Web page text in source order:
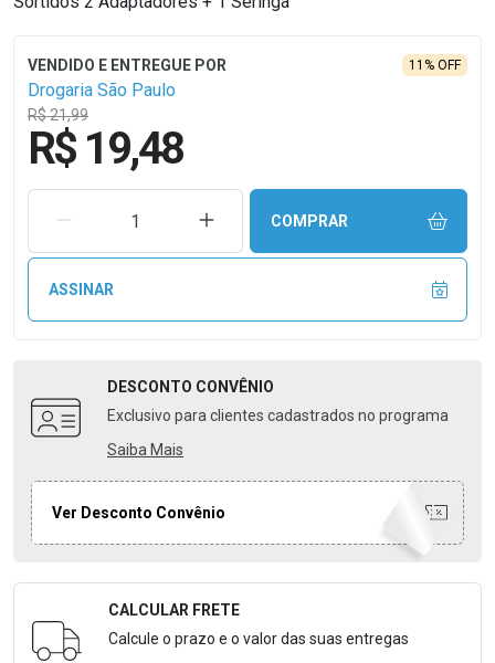
Drogaria São Paulo
R$ 21,99
11% OFF
R$ 19,48
REMOVER UMA UNIDADEAUMENTAR UMA UNIDADE
COMPRAR
ASSINAR
DESCONTO CONVÊNIO
Exclusivo para clientes cadastrados no programa
Saiba Mais
Ver Desconto Convênio
Formulário para Calcular o Frete
CALCULAR FRETE
Calcule o prazo e o valor das suas entregas